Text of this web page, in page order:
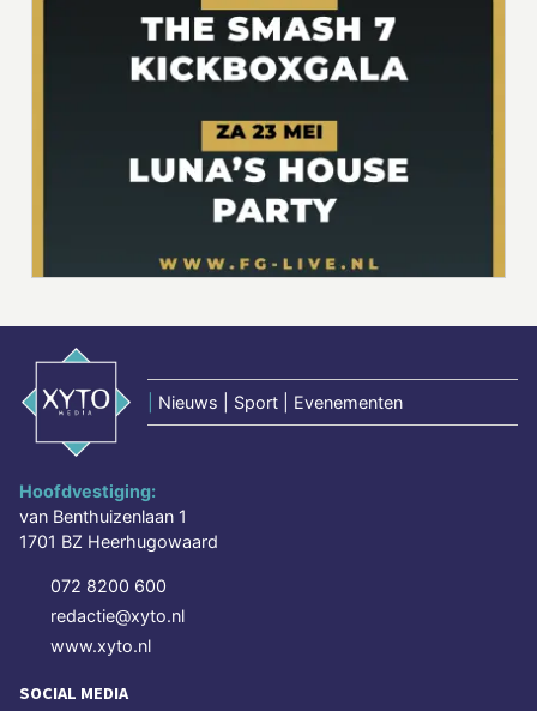
Nieuws | Sport | Evenementen
Hoofdvestiging:
van Benthuizenlaan 1
1701 BZ Heerhugowaard
072 8200 600
redactie@xyto.nl
www.xyto.nl
SOCIAL MEDIA